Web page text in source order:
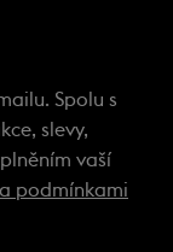
Spolu s
slevy,
vaší
podmínkami